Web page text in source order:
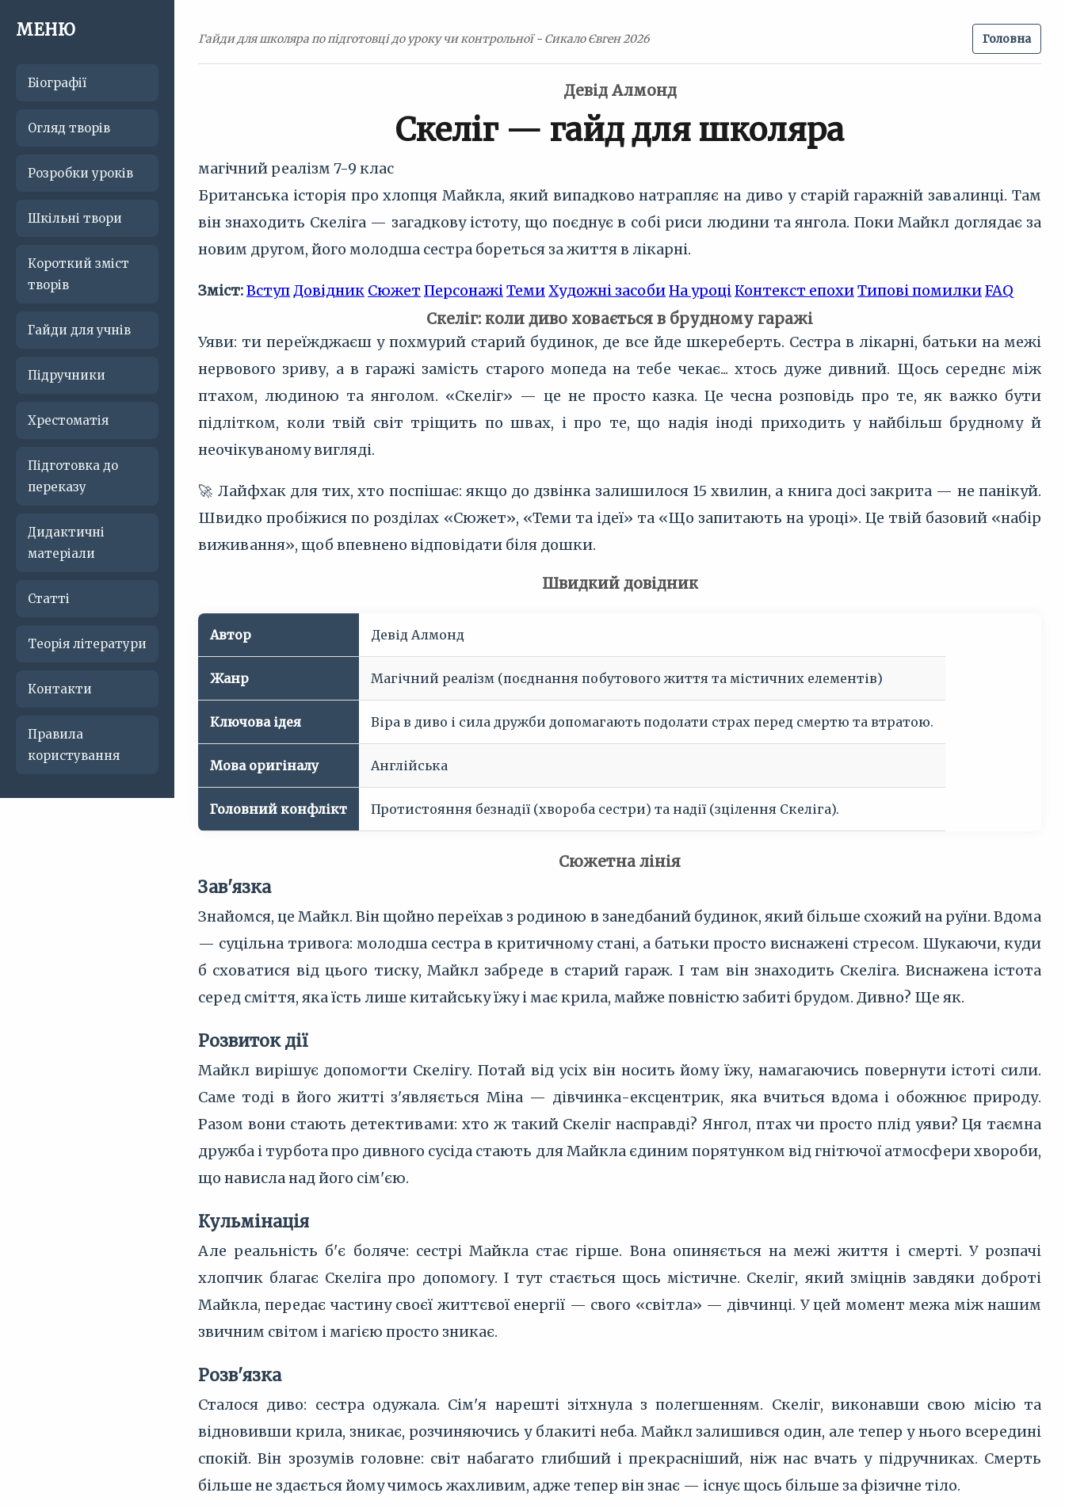
МЕНЮ
Біографії
Огляд творів
Розробки уроків
Шкільні твори
Короткий зміст
творів
Гайди для учнів
Підручники
Хрестоматія
Підготовка до
переказу
Дидактичні
матеріали
Статті
Теорія літератури
Контакти
Правила
користування
Гайди для школяра по підготовці до уроку чи контрольної - Сикало Євген 2026 Головна
Девід Алмонд
Скеліг — гайд для школяра
магічний реалізм 7-9 клас
Британська історія про хлопця Майкла, який випадково натрапляє на диво у старій гаражній завалинці. Там
він знаходить Скеліга — загадкову істоту, що поєднує в собі риси людини та янгола. Поки Майкл доглядає за
новим другом, його молодша сестра бореться за життя в лікарні.
Зміст:ВступДовідник Сюжет ПерсонажіТемиХудожні засобиНа уроці Контекст епохиТипові помилкиFAQ
Скеліг: коли диво ховається в брудному гаражі
Уяви: ти переїжджаєш у похмурий старий будинок, де все йде шкереберть. Сестра в лікарні, батьки на межі
нервового зриву, а в гаражі замість старого мопеда на тебе чекає... хтось дуже дивний. Щось середнє між
птахом, людиною та янголом. «Скеліг» — це не просто казка. Це чесна розповідь про те, як важко бути
підлітком, коли твій світ тріщить по швах, і про те, що надія іноді приходить у найбільш брудному й
неочікуваному вигляді.
🚀 Лайфхак для тих, хто поспішає: якщо до дзвінка залишилося 15 хвилин, а книга досі закрита — не панікуй.
Швидко пробіжися по розділах «Сюжет», «Теми та ідеї» та «Що запитають на уроці». Це твій базовий «набір
виживання», щоб впевнено відповідати біля дошки.
Швидкий довідник
Автор Девід Алмонд
Жанр Магічний реалізм (поєднання побутового життя та містичних елементів)
Ключова ідея Віра в диво і сила дружби допомагають подолати страх перед смертю та втратою.
Мова оригіналу Англійська
Головний конфлікт Протистояння безнадії (хвороба сестри) та надії (зцілення Скеліга).
Сюжетна лінія
Зав'язка
Знайомся, це Майкл. Він щойно переїхав з родиною в занедбаний будинок, який більше схожий на руїни. Вдома
— суцільна тривога: молодша сестра в критичному стані, а батьки просто виснажені стресом. Шукаючи, куди
б сховатися від цього тиску, Майкл забреде в старий гараж. І там він знаходить Скеліга. Виснажена істота
серед сміття, яка їсть лише китайську їжу і має крила, майже повністю забиті брудом. Дивно? Ще як.
Розвиток дії
Майкл вирішує допомогти Скелігу. Потай від усіх він носить йому їжу, намагаючись повернути істоті сили.
Саме тоді в його житті з'являється Міна — дівчинка-ексцентрик, яка вчиться вдома і обожнює природу.
Разом вони стають детективами: хто ж такий Скеліг насправді? Янгол, птах чи просто плід уяви? Ця таємна
дружба і турбота про дивного сусіда стають для Майкла єдиним порятунком від гнітючої атмосфери хвороби,
що нависла над його сім'єю.
Кульмінація
Але реальність б'є боляче: сестрі Майкла стає гірше. Вона опиняється на межі життя і смерті. У розпачі
хлопчик благає Скеліга про допомогу. І тут стається щось містичне. Скеліг, який зміцнів завдяки доброті
Майкла, передає частину своєї життєвої енергії — свого «світла» — дівчинці. У цей момент межа між нашим
звичним світом і магією просто зникає.
Розв'язка
Сталося диво: сестра одужала. Сім'я нарешті зітхнула з полегшенням. Скеліг, виконавши свою місію та
відновивши крила, зникає, розчиняючись у блакиті неба. Майкл залишився один, але тепер у нього всередині
спокій. Він зрозумів головне: світ набагато глибший і прекрасніший, ніж нас вчать у підручниках. Смерть
більше не здається йому чимось жахливим, адже тепер він знає — існує щось більше за фізичне тіло.